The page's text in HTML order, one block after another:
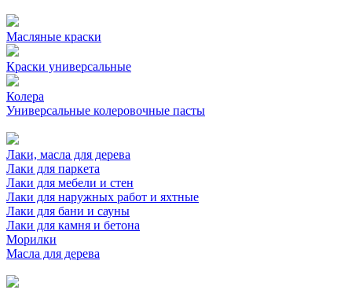
Масляные краски
Краски универсальные
Колера
Универсальные колеровочные пасты
Лаки, масла для дерева
Лаки для паркета
Лаки для мебели и стен
Лаки для наружных работ и яхтные
Лаки для бани и сауны
Лаки для камня и бетона
Морилки
Масла для дерева